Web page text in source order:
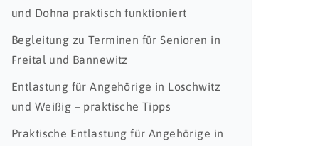
und Dohna praktisch funktioniert
Begleitung zu Terminen für Senioren in
Freital und Bannewitz
Entlastung für Angehörige in Loschwitz
und Weißig – praktische Tipps
Praktische Entlastung für Angehörige in